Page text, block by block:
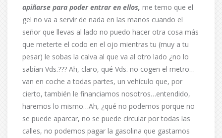
apiñarse para poder entrar en ellos, me temo que el
gel no va a servir de nada en las manos cuando el
señor que llevas al lado no puedo hacer otra cosa más
que meterte el codo en el ojo mientras tu (muy a tu
pesar) le sobas la calva al que va al otro lado ¿no lo
sabían Vds.??? Ah, claro, qué Vds. no cogen el metro…
van en coche a todas partes, un vehículo que, por
cierto, también le financiamos nosotros…entendido,
haremos lo mismo…Ah, ¿qué no podemos porque no
se puede aparcar, no se puede circular por todas las
calles, no podemos pagar la gasolina que gastamos